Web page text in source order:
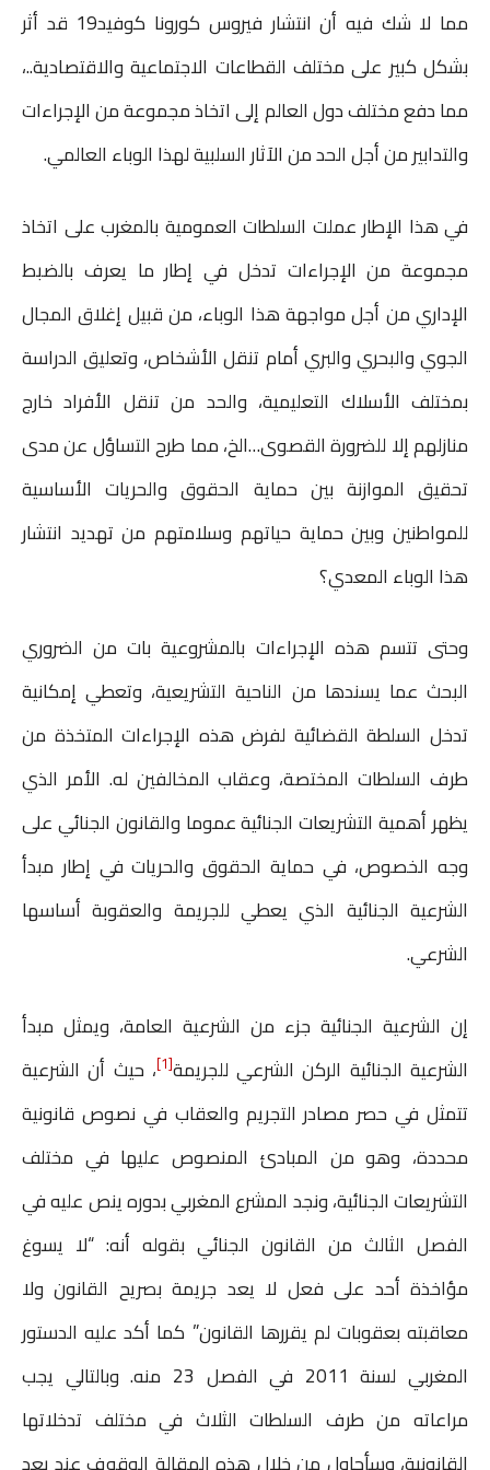
e
b
o
t
e
r
t
s
A
s
e
n
g
r
l
n
t
مما لا شك فيه أن انتشار فيروس كورونا كوفيد19 قد أثر
بشكل كبير على مختلف القطاعات الاجتماعية والاقتصادية..،
مما دفع مختلف دول العالم إلى اتخاذ مجموعة من الإجراءات
والتدابير من أجل الحد من الآثار السلبية لهذا الوباء العالمي.
في هذا الإطار عملت السلطات العمومية بالمغرب على اتخاذ
مجموعة من الإجراءات تدخل في إطار ما يعرف بالضبط
الإداري من أجل مواجهة هذا الوباء، من قبيل إغلاق المجال
الجوي والبحري والبري أمام تنقل الأشخاص، وتعليق الدراسة
بمختلف الأسلاك التعليمية، والحد من تنقل الأفراد خارج
منازلهم إلا للضرورة القصوى…الخ، مما طرح التساؤل عن مدى
تحقيق الموازنة بين حماية الحقوق والحريات الأساسية
للمواطنين وبين حماية حياتهم وسلامتهم من تهديد انتشار
هذا الوباء المعدي؟
وحتى تتسم هذه الإجراءات بالمشروعية بات من الضروري
البحث عما يسندها من الناحية التشريعية، وتعطي إمكانية
تدخل السلطة القضائية لفرض هذه الإجراءات المتخذة من
طرف السلطات المختصة، وعقاب المخالفين له. الأمر الذي
يظهر أهمية التشريعات الجنائية عموما والقانون الجنائي على
وجه الخصوص، في حماية الحقوق والحريات في إطار مبدأ
الشرعية الجنائية الذي يعطي للجريمة والعقوبة أساسها
الشرعي.
إن الشرعية الجنائية جزء من الشرعية العامة، ويمثل مبدأ
الشرعية الجنائية الركن الشرعي للجريمة[1] ، حيث أن الشرعية
تتمثل في حصر مصادر التجريم والعقاب في نصوص قانونية
محددة، وهو من المبادئ المنصوص عليها في مختلف
التشريعات الجنائية، ونجد المشرع المغربي بدوره ينص عليه في
الفصل الثالث من القانون الجنائي بقوله أنه: “لا يسوغ
مؤاخذة أحد على فعل لا يعد جريمة بصريح القانون ولا
معاقبته بعقوبات لم يقررها القانون” كما أكد عليه الدستور
المغربي لسنة 2011 في الفصل 23 منه. وبالتالي يجب
مراعاته من طرف السلطات الثلاث في مختلف تدخلاتها
القانونية، وسأحاول من خلال هذه المقالة الوقوف عند بعد